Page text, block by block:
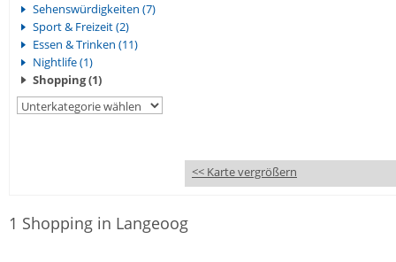
Sehenswürdigkeiten (7)
Sport & Freizeit (2)
Essen & Trinken (11)
Nightlife (1)
Shopping (1)
<< Karte vergrößern
1 Shopping in Langeoog